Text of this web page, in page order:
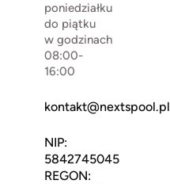
poniedziałku
do piątku
w godzinach
08:00-
16:00
kontakt@nextspool.pl
NIP:
5842745045
REGON: